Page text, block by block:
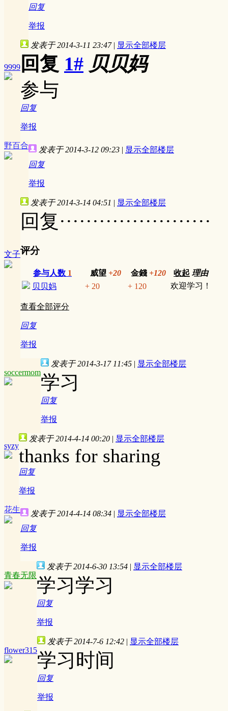
回复
举报
9999
发表于 2014-3-11 23:47 | 显示全部楼层
回复 1# 贝贝妈
参与
回复
举报
野百合 发表于 2014-3-12 09:23 | 显示全部楼层
回复
举报
文子
发表于 2014-3-14 04:51 | 显示全部楼层
回复·······················
评分
参与人数 1 威望 +20 金錢 +120 收起 理由
贝贝妈
+ 20 + 120 欢迎学习！
查看全部评分
回复
举报
soccermom
发表于 2014-3-17 11:45 | 显示全部楼层
学习
回复
举报
syzy
发表于 2014-4-14 00:20 | 显示全部楼层
thanks for sharing
回复
举报
花生 发表于 2014-4-14 08:34 | 显示全部楼层
回复
举报
青春无限
发表于 2014-6-30 13:54 | 显示全部楼层
学习学习
回复
举报
flower315
发表于 2014-7-6 12:42 | 显示全部楼层
学习时间
回复
举报